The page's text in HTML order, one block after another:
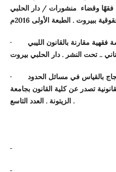
فقهًا وقضاء منشورات / دار الحلبي
· مقارنة بالقانون الليبي
.. تحت النشر . دار الحلبي بيروت
· بالقياس في مسائل الحدود
تصدر عن كلية القانون بجامعة
الزيتونة . العدد التاسع .